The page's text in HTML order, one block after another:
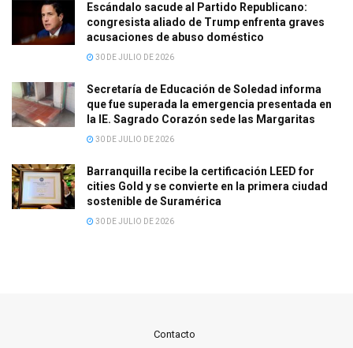
Escándalo sacude al Partido Republicano:
congresista aliado de Trump enfrenta graves
acusaciones de abuso doméstico
30 DE JULIO DE 2026
Secretaría de Educación de Soledad informa
que fue superada la emergencia presentada en
la IE. Sagrado Corazón sede las Margaritas
30 DE JULIO DE 2026
Barranquilla recibe la certificación LEED for
cities Gold y se convierte en la primera ciudad
sostenible de Suramérica
30 DE JULIO DE 2026
Contacto